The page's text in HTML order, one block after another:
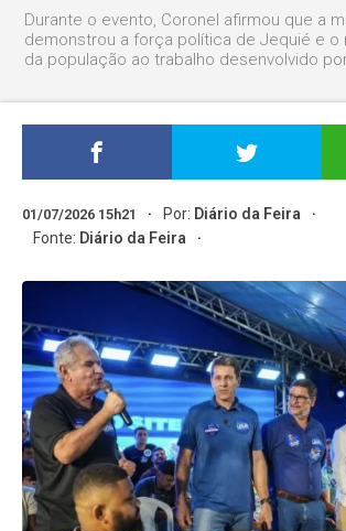
Durante o evento, Coronel afirmou que a
demonstrou a força política de Jequié e
da população ao trabalho desenvolvido
01/07/2026 15h21 Por: Diário da Feira
Fonte: Diário da Feira